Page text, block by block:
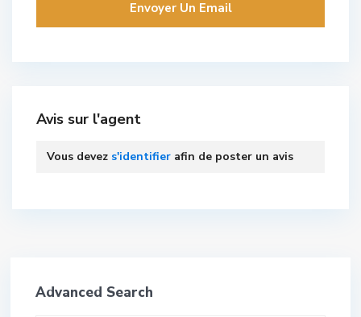
Avis sur l'agent
Vous devez s'identifier afin de poster un avis
Advanced Search